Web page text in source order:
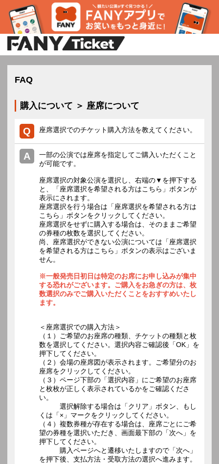
FAQ
購入について ＞ 座席について
座席選択でのチケット購入方法を教えてください。
一部の公演では座席を指定してご購入いただくこと
が可能です。
座席選択の対象公演を選択し、右端の▼を押下する
と、「座席選択を希望される方はこちら」ボタンが
表示にされます。
座席選択を行う場合は「座席選択を希望される方は
こちら」ボタンをクリックしてください。
座席選択をせずに購入する場合は、そのままご希望
の券種の枚数を選択してください。
尚、座席選択ができない公演については「座席選択
を希望される方はこちら」ボタンの表示はございま
せん。
※一般発売日初日は特定のお席にお申し込みが集中
する恐れがございます。ご購入をお急ぎの方は、枚
数選択のみでご購入いただくことをおすすめいたし
ます。
＜座席選択での購入方法＞
（１）ご希望のお座席の種類、チケットの種類と枚
数を選択してください。選択内容ご確認後「OK」を
押下してください。
（２）会場の座席図が表示されます。ご希望分のお
座席をクリックしてください。
（３）ページ下部の「選択内容」にご希望のお座席
と枚枚が正しく表示されているかをご確認くださ
い。
選択解除する場合は「クリア」ボタン、もし
くは「×」マークをクリックしてください。
（４）複数券種が存在する場合は、座席ごとにご希
望の券種を選択いただき、画面最下部の「次へ」を
押下してください。
購入ページへと遷移いたしますので「次へ」
を押下後、支払方法・受取方法の選択へ進みます。